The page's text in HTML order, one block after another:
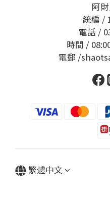
阿
統編 /
電話 /
時間 /
電郵 /
繁體中文